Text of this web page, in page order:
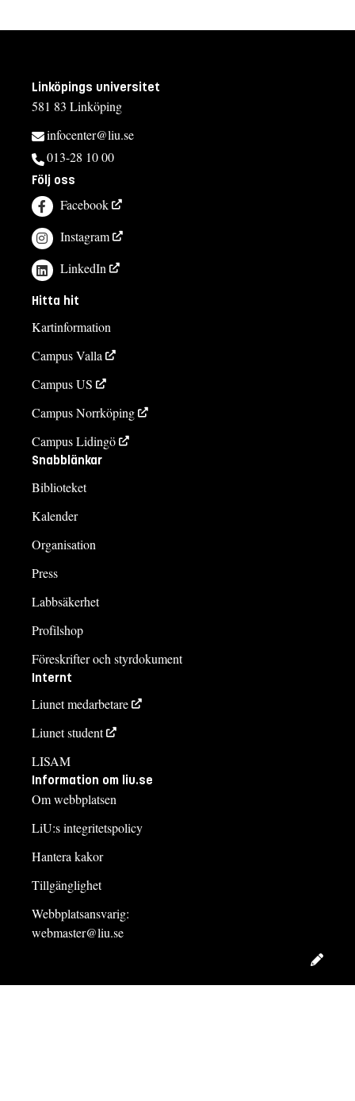
Linköpings universitet
581 83 Linköping
infocenter@liu.se
013-28 10 00
Följ oss
Facebook
Instagram
LinkedIn
Hitta hit
Kartinformation
Campus Valla
Campus US
Campus Norrköping
Campus Lidingö
Snabblänkar
Biblioteket
Kalender
Organisation
Press
Labbsäkerhet
Profilshop
Föreskrifter och styrdokument
Internt
Liunet medarbetare
Liunet student
LISAM
Information om liu.se
Om webbplatsen
LiU:s integritetspolicy
Hantera kakor
Tillgänglighet
Webbplatsansvarig:
webmaster@liu.se